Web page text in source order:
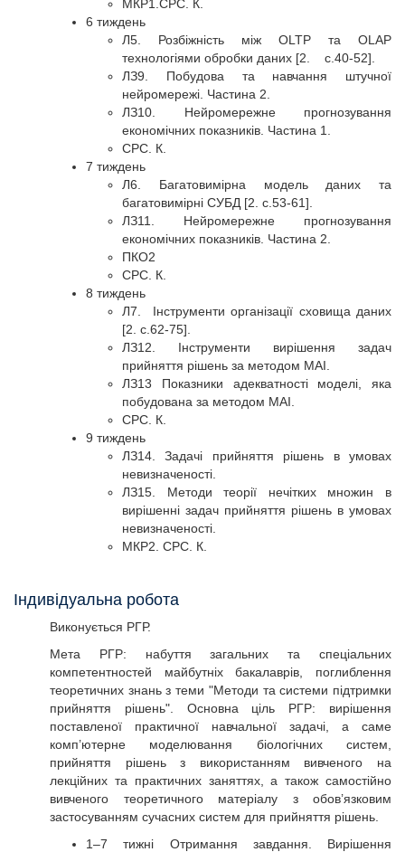
МКР1.СРС. К.
6 тиждень
Л5. Розбіжність між OLTP та OLAP
технологіями обробки даних [2. с.40-52].
ЛЗ9. Побудова та навчання штучної
нейромережі. Частина 2.
ЛЗ10. Нейромережне прогнозування
економічних показників. Частина 1.
СРС. К.
7 тиждень
Л6. Багатовимірна модель даних та
багатовимірні СУБД [2. с.53-61].
ЛЗ11. Нейромережне прогнозування
економічних показників. Частина 2.
ПКО2
СРС. К.
8 тиждень
Л7. Інструменти організації сховища даних
[2. с.62-75].
ЛЗ12. Інструменти вирішення задач
прийняття рішень за методом МАІ.
ЛЗ13 Показники адекватності моделі, яка
побудована за методом МАІ.
СРС. К.
9 тиждень
ЛЗ14. Задачі прийняття рішень в умовах
невизначеності.
ЛЗ15. Методи теорії нечітких множин в
вирішенні задач прийняття рішень в умовах
невизначеності.
МКР2. СРС. К.
Індивідуальна робота
Виконується РГР.
Мета РГР: набуття загальних та спеціальних
компетентностей майбутніх бакалаврів, поглиблення
теоретичних знань з теми "Методи та системи підтримки
прийняття рішень". Основна ціль РГР: вирішення
поставленої практичної навчальної задачі, а саме
комп’ютерне моделювання біологічних систем,
прийняття рішень з використанням вивченого на
лекційних та практичних заняттях, а також самостійно
вивченого теоретичного матеріалу з обов’язковим
застосуванням сучасних систем для прийняття рішень.
1–7 тижні Отримання завдання. Вирішення